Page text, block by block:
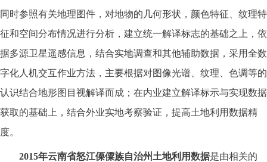
同时参照有关地理图件，对地物的几何形状，颜色特征、纹理特
征和空间分布情况进行分析，建立统一解译标志的基础之上，依
据多源卫星遥感信息，结合实地调查和其他辅助数据，采用全数
字化人机交互作业方法，主要根据对图像光谱、纹理、色调等的
认识结合地形图目视解译而成；在内业建立解译标示与实现数据
获取的基础上，结合外业实地考察验证，提高土地利用数据精
度。
2015年云南省怒江傈僳族自治州 土地利用数据是由相关的